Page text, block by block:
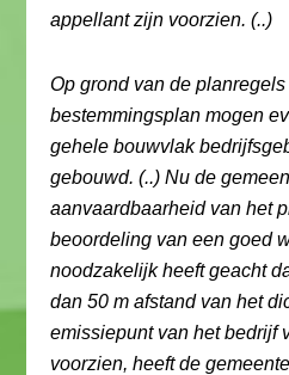
appellant zijn voorzien. (..)
Op grond van de
bestemmingsplan mogen
gehele bouwvlak
gebouwd. (..) Nu de
aanvaardbaarheid van het
beoordeling van een goed
noodzakelijk heeft geacht
dan 50 m afstand van het
emissiepunt van het bedrijf
voorzien, heeft de